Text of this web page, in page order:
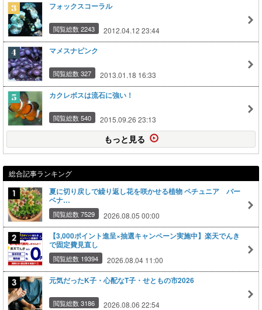
フォックスコーラル
閲覧総数 2243 2012.04.12 23:44
マメスナピンク
閲覧総数 327 2013.01.18 16:33
カクレボスは流石に強い！
閲覧総数 540 2015.09.26 23:13
もっと見る
総合記事ランキング
夏に切り戻しで繰り返し花を咲かせる植物 ペチュニア バー
ベナ…
閲覧総数 7529 2026.08.05 00:00
【3,000ポイント進呈×抽選キャンペーン実施中】楽天でんき
で固定費見直し
閲覧総数 19394 2026.08.04 11:00
元気だったK子・心配なT子・せともの市2026
閲覧総数 3186 2026.08.06 22:54